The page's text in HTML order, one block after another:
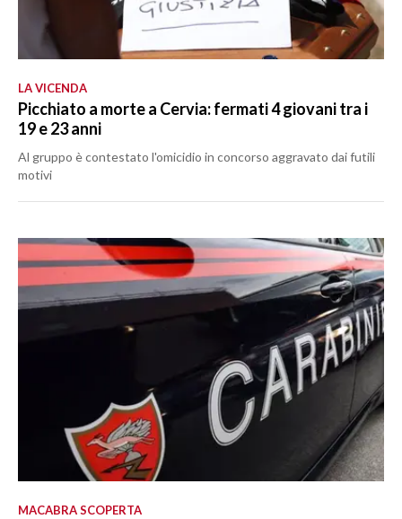
LA VICENDA
Picchiato a morte a Cervia: fermati 4 giovani tra i
19 e 23 anni
Al gruppo è contestato l'omicidio in concorso aggravato dai futili
motivi
MACABRA SCOPERTA